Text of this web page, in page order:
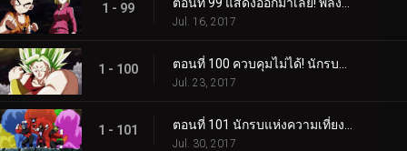
1 - 99 ตอนที่ 99 แสดงออกมาเลย! พลังจากก้นบึ้งของคุริริน!!
Jul. 16, 2017
1 - 100
Jul. 23, 2017
1 - 101
Jul. 30, 2017